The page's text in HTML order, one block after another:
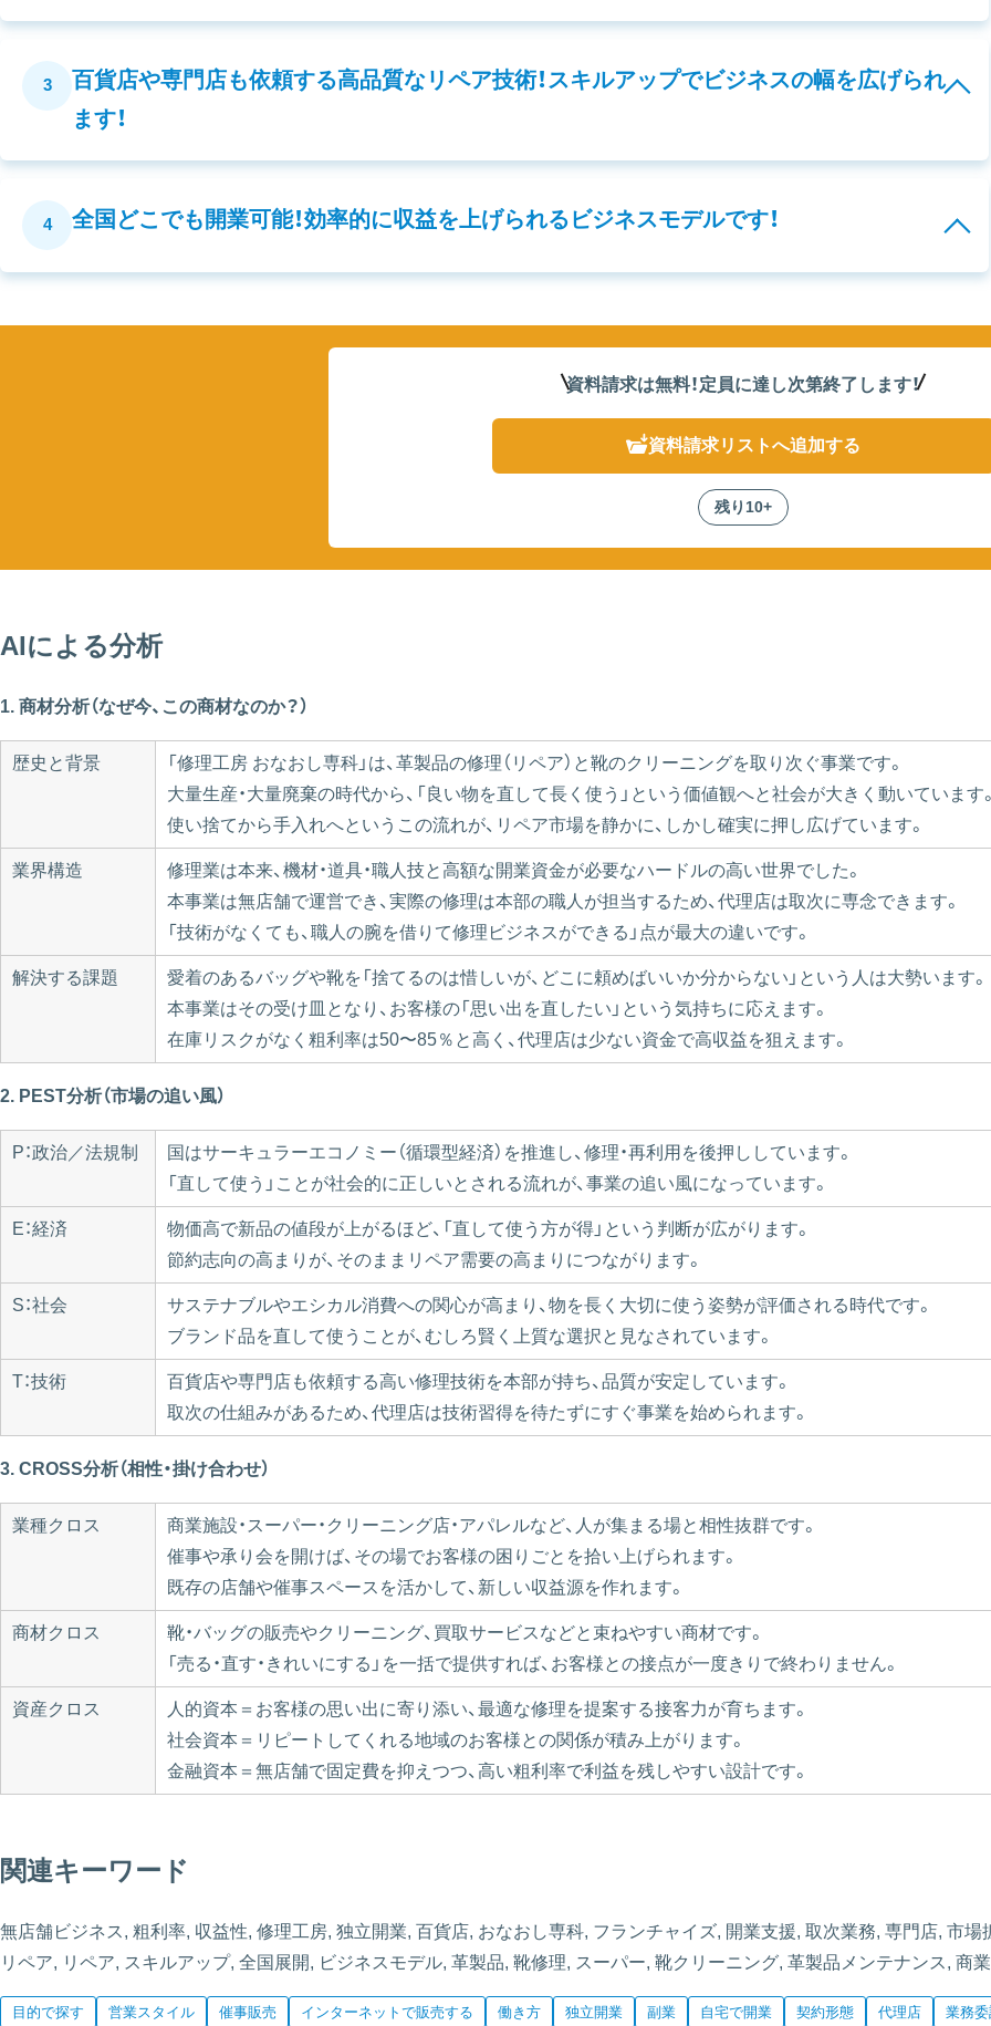
3
百貨店や専門店も依頼する高品質なリペア技術！スキルアップでビジネスの幅を広げられ
ます！
4 全国どこでも開業可能！効率的に収益を上げられるビジネスモデルです！
資料請求は無料！定員に達し次第終了 します！
資料請求リストへ追加する
残り10+
AIによる分析
1. 商材分析（なぜ今、この商材なのか？）
歴史と背景
「修理工房 おなおし専科」は、革製品の修理（リペア）と靴のクリーニングを取り次ぐ事業です。
大量生産・大量廃棄の時代から、「良い物を直して長く使う」という価値観へと社会が大きく動いています
使い捨てから手入れへというこの流れが、リペア市場を静かに、しかし確実に押し広げています。
業界構造
修理業は本来、機材・道具・職人技と高額な開業資金が必要なハードルの高い世界でした。
本事業は無店舗で運営でき、実際の修理は本部の職人が担当するため、代理店は取次に専念できます。
「技術がなくても、職人の腕を借りて修理ビジネスができる」点が最大の違いです。
解決する課題
愛着のあるバッグや靴を「捨てるのは惜しいが、どこに頼めばいいか分からない」という人は大勢います。
本事業はその受け皿となり、お客様の「思い出を直したい」という気持ちに応えます。
在庫リスクがなく粗利率は50〜85％と高く、代理店は少ない資金で高収益を狙えます。
2. PEST分析（市場の追い風）
P：政治／法規制
国はサーキュラーエコノミー（循環型経済）を推進し、修理・再利用を後押ししています。
「直して使う」ことが社会的に正しいとされる流れが、事業の追い風になっています。
E：経済
物価高で新品の値段が上がるほど、「直して使う方が得」という判断が広がります。
節約志向の高まりが、そのままリペア需要の高まりにつながります。
S：社会
サステナブルやエシカル消費への関心が高まり、物を長く大切に使う姿勢が評価される時代です。
ブランド品を直して使うことが、むしろ賢く上質な選択と見なされています。
T：技術
百貨店や専門店も依頼する高い修理技術を本部が持ち、品質が安定しています。
取次の仕組みがあるため、代理店は技術習得を待たずにすぐ事業を始められます。
3. CROSS分析（相性・掛け合わせ）
業種クロス
商業施設・スーパー・クリーニング店・アパレルなど、人が集まる場と相性抜群です。
催事や承り会を開けば、その場でお客様の困りごとを拾い上げられます。
既存の店舗や催事スペースを活かして、新しい収益源を作れます。
商材クロス
靴・バッグの販売やクリーニング、買取サービスなどと束ねやすい商材です。
「売る・直す・きれいにする」を一括で提供すれば、お客様との接点が一度きりで終わりません。
資産クロス
人的資本＝お客様の思い出に寄り添い、最適な修理を提案する接客力が育ちます。
社会資本＝リピートしてくれる地域のお客様との関係が積み上がります。
金融資本＝無店舗で固定費を抑えつつ、高い粗利率で利益を残しやすい設計です。
関連キーワード
無店舗ビジネス, 粗利率, 収益性, 修理工房, 独立開業, 百貨店, おなおし専科, フランチャイズ, 開業支援, 取次業務, 専門店, 市
リペア, リペア, スキルアップ, 全国展開, ビジネスモデル, 革製品, 靴修理, スーパー, 靴クリーニング, 革製品メンテナンス, 商
目的で探す 営業スタイル 催事販売 インターネットで販売する 働き方 独立開業 副業 自宅で開業 契約形態 代理店 業務